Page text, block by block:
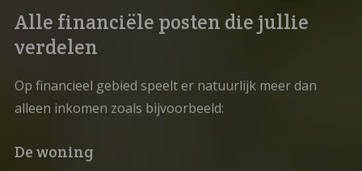
Alle financiële posten die jullie
verdelen
Op financieel gebied speelt er natuurlijk meer dan
alleen inkomen zoals bijvoorbeeld:
De woning